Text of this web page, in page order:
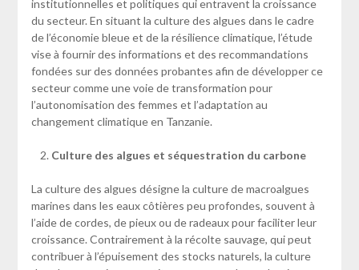
institutionnelles et politiques qui entravent la croissance
du secteur. En situant la culture des algues dans le cadre
de l’économie bleue et de la résilience climatique, l’étude
vise à fournir des informations et des recommandations
fondées sur des données probantes afin de développer ce
secteur comme une voie de transformation pour
l’autonomisation des femmes et l’adaptation au
changement climatique en Tanzanie.
Culture des algues et séquestration du carbone
La culture des algues désigne la culture de macroalgues
marines dans les eaux côtières peu profondes, souvent à
l’aide de cordes, de pieux ou de radeaux pour faciliter leur
croissance. Contrairement à la récolte sauvage, qui peut
contribuer à l’épuisement des stocks naturels, la culture